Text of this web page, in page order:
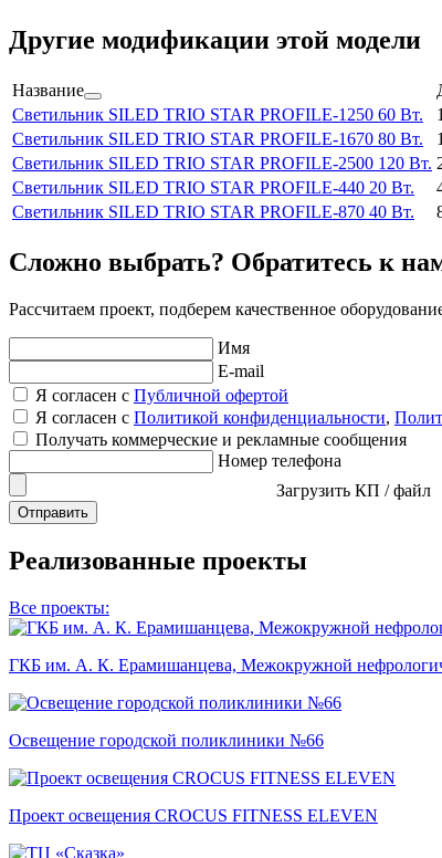
Другие модификации этой модели
Название
Светильник SILED TRIO STAR PROFILE-1250 60 Вт.
Светильник SILED TRIO STAR PROFILE-1670 80 Вт.
Светильник SILED TRIO STAR PROFILE-2500 120 Вт.
Светильник SILED TRIO STAR PROFILE-440 20 Вт.
Светильник SILED TRIO STAR PROFILE-870 40 Вт.
Сложно выбрать? Обратитесь к
Рассчитаем проект, подберем качественное
Имя
E-mail
Я согласен с Публичной офертой
Я согласен с Политикой конфиденциальности,
Получать коммерческие и рекламные сообщения
Номер телефона
Загрузить КП / файл
Отправить
Реализованные проекты
Все проекты:
ГКБ им. А. К. Ерамишанцева, Межокружной
Освещение городской поликлиники №66
Проект освещения CROCUS FITNESS ELEVEN